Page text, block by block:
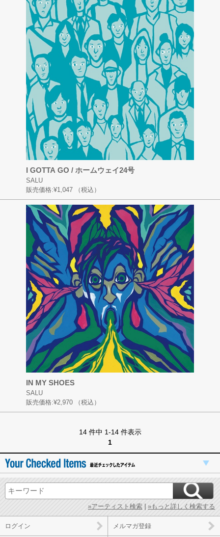
I GOTTA GO / ホームウェイ24号
SALU
販売価格:¥1,047 （税込）
IN MY SHOES
SALU
販売価格:¥2,970 （税込）
14 件中 1-14 件表示
1
»アーティスト検索 | »もっと詳しく検索する
ログイン メルマガ登録